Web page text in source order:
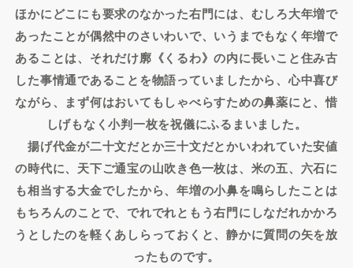
ほかにどこにも要求のなかった右門には、むしろ大年増で
あったことが偶然中のさいわいで、いうまでもなく年増で
あることは、それだけ廓《くるわ》の内に長いこと住み古
した事情通であることを物語っていましたから、心中喜び
ながら、まず何はおいてもしゃべらすための鼻薬にと、惜
しげもなく小判一枚を祝儀にふるまいました。
揚げ代金が二十文だとか三十文だとかいわれていた安値
の時代に、天下ご通宝の山吹き色一枚は、米の五、六石に
も相当する大金でしたから、年増の小鼻を鳴らしたことは
もちろんのことで、でれでれともう右門にしなだれかかろ
うとしたのを軽くあしらっておくと、静かに質問の矢を放
ったものです。